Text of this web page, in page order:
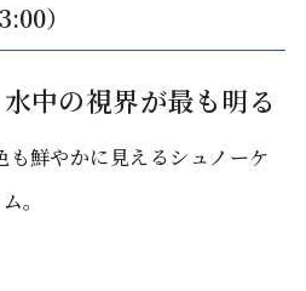
）
水中の視界が最も明る
も鮮やかに見えるシュノーケ
。